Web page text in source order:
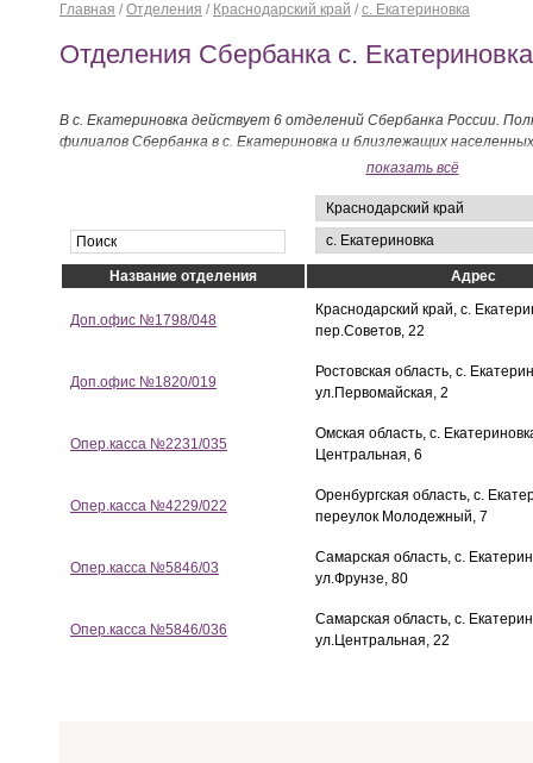
Главная / Отделения / Краснодарский край / с. Екатериновка
Отделения Сбербанка с. Екатериновка
В с. Екатериновка действует 6 отделений Сбербанка России.
филиалов Сбербанка в с. Екатериновка и близлежащих
показать всё
Название отделения Адрес
Доп.офис №1798/048
Краснодарский край, с.
пер.Советов, 22
Доп.офис №1820/019
Ростовская область, с.
ул.Первомайская, 2
Опер.касса №2231/035
Омская область, с.
Центральная, 6
Опер.касса №4229/022
Оренбургская область, с.
переулок Молодежный, 7
Опер.касса №5846/03
Самарская область, с.
ул.Фрунзе, 80
Опер.касса №5846/036
Самарская область, с.
ул.Центральная, 22